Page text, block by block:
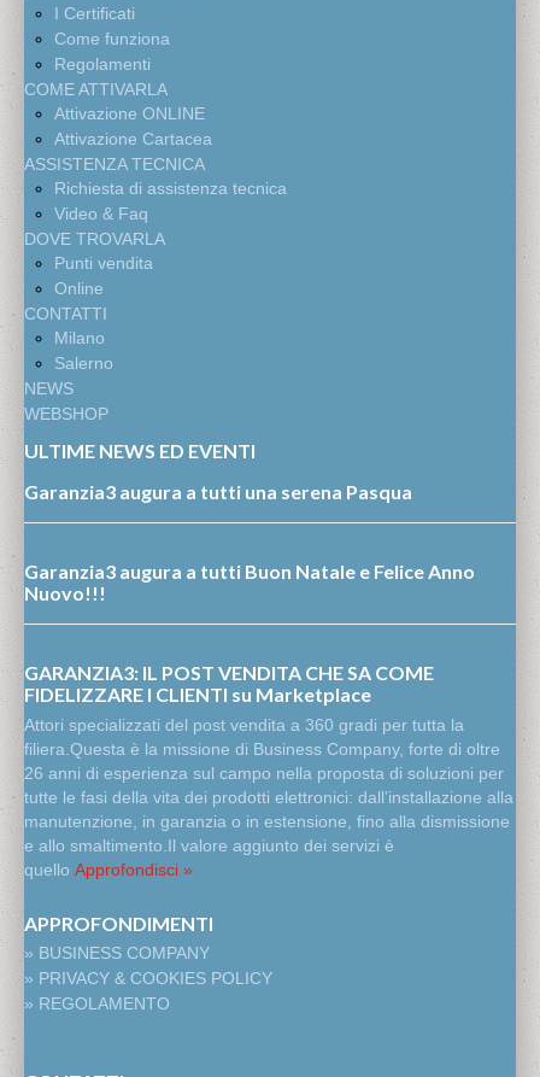
I Certificati
Come funziona
Regolamenti
COME ATTIVARLA
Attivazione ONLINE
Attivazione Cartacea
ASSISTENZA TECNICA
Richiesta di assistenza tecnica
Video & Faq
DOVE TROVARLA
Punti vendita
Online
CONTATTI
Milano
Salerno
NEWS
WEBSHOP
ULTIME NEWS ED EVENTI
Garanzia3 augura a tutti una serena Pasqua
Garanzia3 augura a tutti Buon Natale e Felice Anno
Nuovo!!!
GARANZIA3: IL POST VENDITA CHE SA COME
FIDELIZZARE I CLIENTI su Marketplace
Attori specializzati del post vendita a 360 gradi per tutta la
filiera.Questa è la missione di Business Company, forte di oltre
26 anni di esperienza sul campo nella proposta di soluzioni per
tutte le fasi della vita dei prodotti elettronici: dall’installazione alla
manutenzione, in garanzia o in estensione, fino alla dismissione
e allo smaltimento.Il valore aggiunto dei servizi è
quello Approfondisci »
APPROFONDIMENTI
» BUSINESS COMPANY
» PRIVACY & COOKIES POLICY
» REGOLAMENTO